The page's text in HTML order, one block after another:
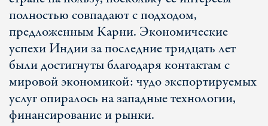
полностью совпадают с подходом,
предложенным Карни. Экономические
успехи Индии за последние тридцать лет
были достигнуты благодаря контактам с
мировой экономикой: чудо экспортируемых
услуг опиралось на западные технологии,
финансирование и рынки.